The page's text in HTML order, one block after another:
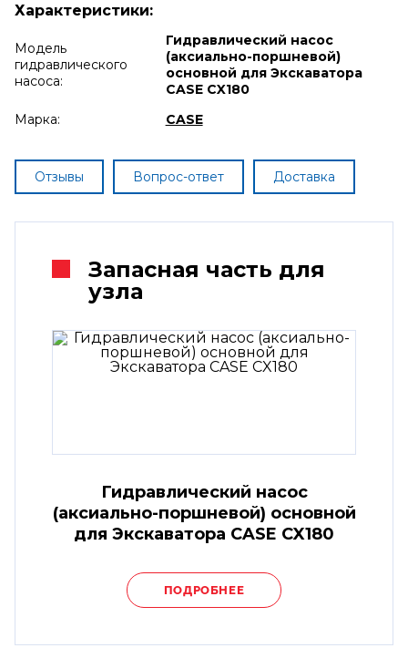
Характеристики:
Модель
гидравлического
насоса:
Гидравлический насос
(аксиально-поршневой)
основной для Экскаватора
CASE CX180
Марка:
CASE
Отзывы Вопрос-ответ Доставка
Запасная часть для
узла
Гидравлический насос
(аксиально-поршневой) основной
для Экскаватора CASE CX180
ПОДРОБНЕЕ